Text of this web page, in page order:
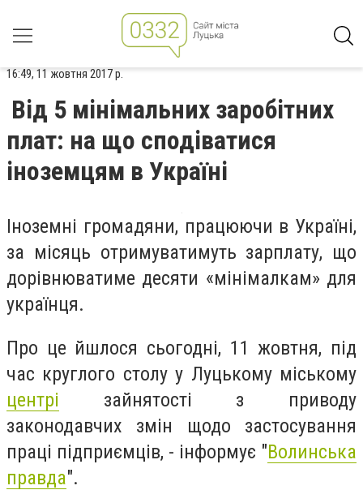
16:49, 11 жовтня 2017 р.
Від 5 мінімальних заробітних
плат: на що сподіватися
іноземцям в Україні
Іноземні громадяни, працюючи в Україні,
за місяць отримуватимуть зарплату, що
дорівнюватиме десяти «мінімалкам» для
українця.
Про це йшлося сьогодні, 11 жовтня, під
час круглого столу у Луцькому міському
центрі зайнятості з приводу
законодавчих змін щодо застосування
праці підприємців, - інформує "Волинська
правда".